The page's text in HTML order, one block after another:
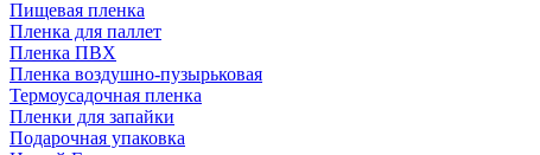
Пищевая пленка
Пленка для паллет
Пленка ПВХ
Пленка воздушно-пузырьковая
Термоусадочная пленка
Пленки для запайки
Подарочная упаковка